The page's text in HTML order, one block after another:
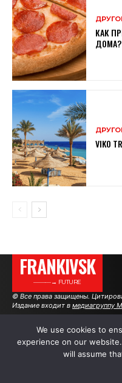
КАК
ДОМА?
VIKO
FRANKIVSK
———→ FUTURE
© Все права защищены.
Издание входит в медиагруппу
We use cookies to
experience on our
will assume